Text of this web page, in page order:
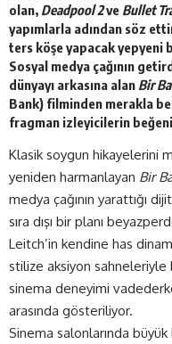
olan, Deadpool 2ve Bullet
yapımlarla adından söz
ters köşe yapacak
Sosyal medya çağının
dünyayı arkasına alan Bir
Bank) filminden merakla
fragman izleyicilerin
Klasik soygun hikayelerini
yeniden harmanlayan Bir
medya çağının yarattığı
sıra dışı bir planı
Leitch’in kendine has
stilize aksiyon
sinema deneyimi
arasında gösteriliyor.
Sinema salonlarında